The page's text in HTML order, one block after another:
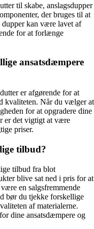
til skabe, anslagsdupper
der bruges til at
dupper kan være lavet af
for at forlænge
ansatsdæmpere
er afgørende for at
kvaliteten. Når du vælger at
for at opgradere dine
er det vigtigt at være
priser.
tilbud?
tilbud fra blot
blive sat ned i pris for at
en salgsfremmende
bør du tjekke forskellige
af materialerne.
dine ansatsdæmpere og